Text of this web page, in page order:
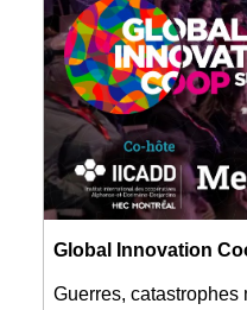
Global Innovation
Guerres, catastrophes